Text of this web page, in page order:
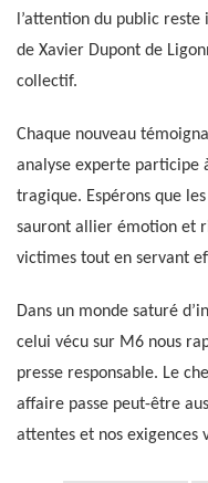
l’attention du public
de Xavier Dupont de
collectif.
Chaque nouveau
analyse experte
tragique. Espérons que
sauront allier émotion et
victimes tout en servant
Dans un monde saturé
celui vécu sur M6 nous
presse responsable. Le
affaire passe peut-être
attentes et nos exigences